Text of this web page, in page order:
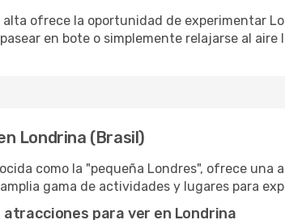
alta ofrece la oportunidad de experimentar
en bote o simplemente relajarse al
Londrina (Brasil)
como la "pequeña Londres", ofrece
gama de actividades y lugares para
atracciones para ver en Londrina